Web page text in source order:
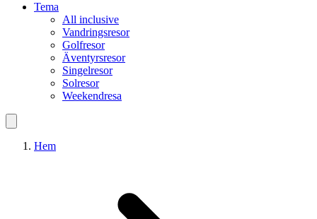
Tema
All inclusive
Vandringsresor
Golfresor
Äventyrsresor
Singelresor
Solresor
Weekendresa
Hem